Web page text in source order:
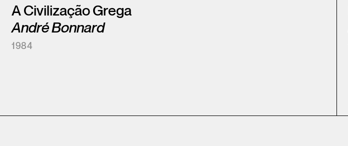
A Civilização Grega
André Bonnard
1984